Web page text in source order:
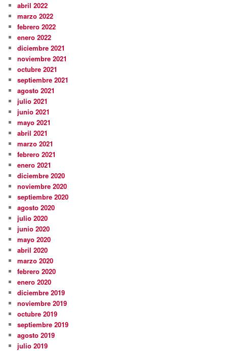
abril 2022
marzo 2022
febrero 2022
enero 2022
diciembre 2021
noviembre 2021
octubre 2021
septiembre 2021
agosto 2021
julio 2021
junio 2021
mayo 2021
abril 2021
marzo 2021
febrero 2021
enero 2021
diciembre 2020
noviembre 2020
septiembre 2020
agosto 2020
julio 2020
junio 2020
mayo 2020
abril 2020
marzo 2020
febrero 2020
enero 2020
diciembre 2019
noviembre 2019
octubre 2019
septiembre 2019
agosto 2019
julio 2019